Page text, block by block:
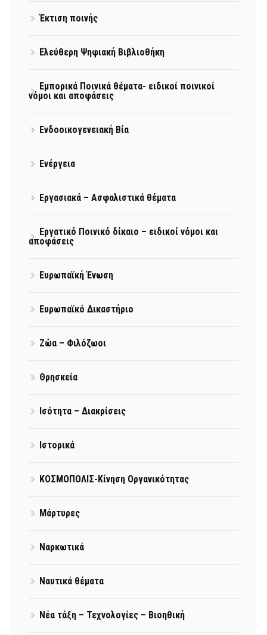
Έκτιση ποινής
Ελεύθερη Ψηφιακή Βιβλιοθήκη
Εμπορικά Ποινικά θέματα- ειδικοί ποινικοί
νόμοι και αποφάσεις
Ενδοοικογενειακή Βία
Ενέργεια
Εργασιακά – Ασφαλιστικά θέματα
Εργατικό Ποινικό δίκαιο – ειδικοί νόμοι και
αποφάσεις
Ευρωπαϊκή Ένωση
Ευρωπαϊκό Δικαστήριο
Ζώα – Φιλόζωοι
Θρησκεία
Ισότητα – Διακρίσεις
Ιστορικά
ΚΟΣΜΟΠΟΛΙΣ-Κίνηση Οργανικότητας
Μάρτυρες
Ναρκωτικά
Ναυτικά θέματα
Νέα τάξη – Τεχνολογίες – Βιοηθική